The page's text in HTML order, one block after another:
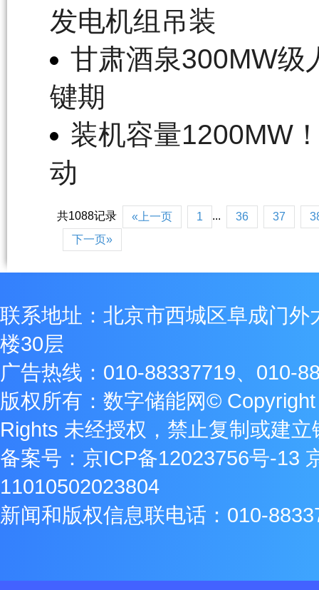
发电机组吊装
甘肃酒泉300MW级
键期
装机容量1200MW
动
共1088记录 «上一页 1 ... 36 37
下一页»
联系地址：北京市西城区阜成门外
楼30层
广告热线：010-88337719、010-
版权所有：数字储能网©
Rights 未经授权，禁止复制或建立
备案号： 京ICP备12023756号-13
11010502023804
新闻和版权信息联电话：010-